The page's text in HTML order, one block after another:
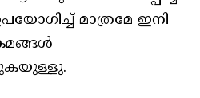
മാത്രമേ ഇനി